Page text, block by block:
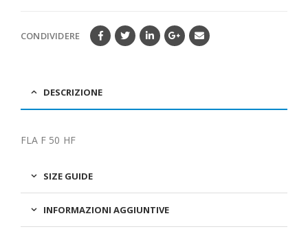
CONDIVIDERE
DESCRIZIONE
FLA F 50 HF
SIZE GUIDE
INFORMAZIONI AGGIUNTIVE